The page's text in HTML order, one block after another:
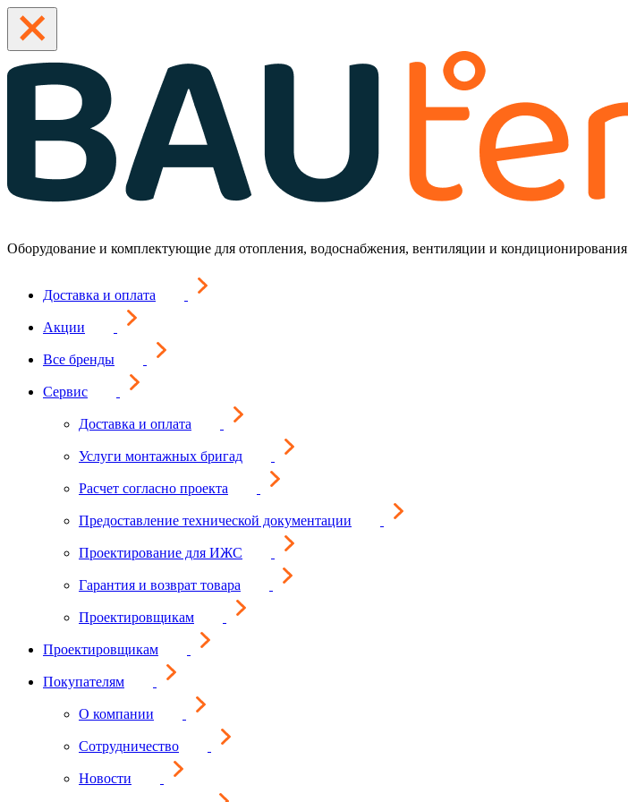
Оборудование и комплектующие для отопления, водоснабжения, вентиляции и кондиционирования
Доставка и оплата
Акции
Все бренды
Сервис
Доставка и оплата
Услуги монтажных бригад
Расчет согласно проекта
Предоставление технической документации
Проектирование для ИЖС
Гарантия и возврат товара
Проектировщикам
Проектировщикам
Покупателям
О компании
Сотрудничество
Новости